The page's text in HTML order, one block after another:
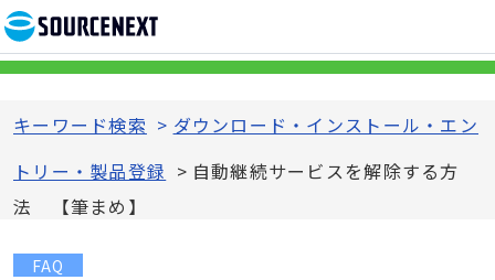
キーワード検索 > ダウンロード・インストール・エン
トリー・製品登録 > 自動継続サービスを解除する方
法 【筆まめ】
FAQ